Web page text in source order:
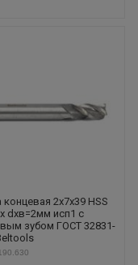
2х7х39 HSS
dхв=2мм исп1 с
зубом ГОСТ 32831-